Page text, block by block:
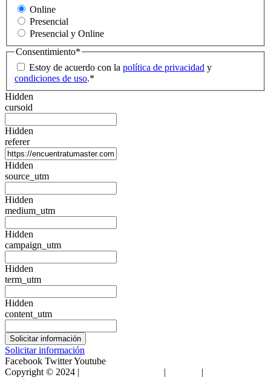
Online
Presencial
Presencial y Online
Consentimiento*
Estoy de acuerdo con la política de privacidad y
condiciones de uso.*
Hidden
cursoid
Hidden
referer
Hidden
source_utm
Hidden
medium_utm
Hidden
campaign_utm
Hidden
term_utm
Hidden
content_utm
Solicitar información
Facebook TwitterYoutube
Copyright © 2024 |
| |